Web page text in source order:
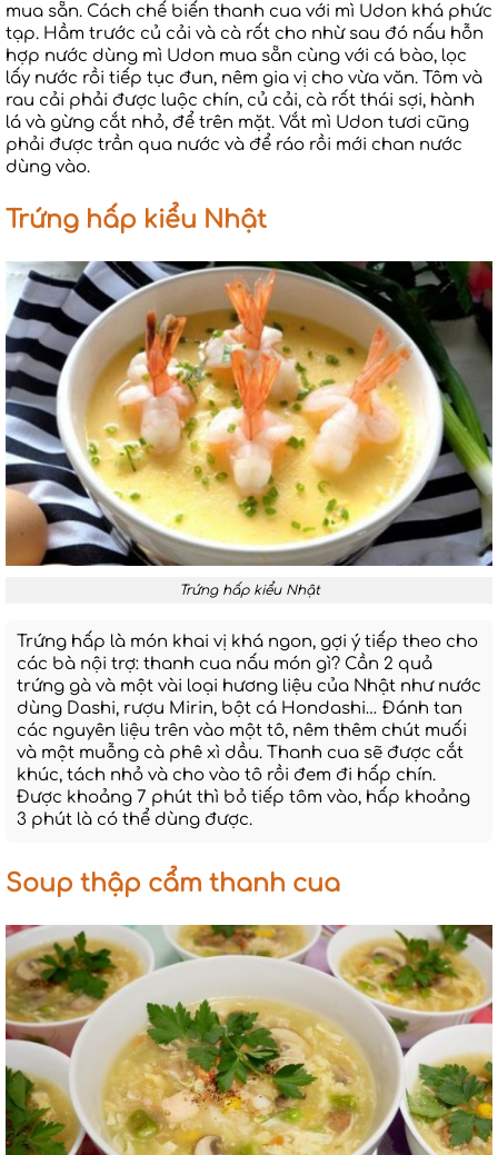
mua sẵn. Cách chế biến thanh cua với mì Udon khá phức
tạp. Hầm trước củ cải và cà rốt cho nhừ sau đó nấu hỗn
hợp nước dùng mì Udon mua sẵn cùng với cá bào, lọc
lấy nước rồi tiếp tục đun, nêm gia vị cho vừa văn. Tôm và
rau cải phải được luộc chín, củ cải, cà rốt thái sợi, hành
lá và gừng cắt nhỏ, để trên mặt. Vắt mì Udon tươi cũng
phải được trần qua nước và để ráo rồi mới chan nước
dùng vào.
Trứng hấp kiểu Nhật
Trứng hấp kiểu Nhật
Trứng hấp là món khai vị khá ngon, gợi ý tiếp theo cho
các bà nội trợ: thanh cua nấu món gì? Cần 2 quả
trứng gà và một vài loại hương liệu của Nhật như nước
dùng Dashi, rượu Mirin, bột cá Hondashi… Đánh tan
các nguyên liệu trên vào một tô, nêm thêm chút muối
và một muỗng cà phê xì dầu. Thanh cua sẽ được cắt
khúc, tách nhỏ và cho vào tô rồi đem đi hấp chín.
Được khoảng 7 phút thì bỏ tiếp tôm vào, hấp khoảng
3 phút là có thể dùng được.
Soup thập cẩm thanh cua